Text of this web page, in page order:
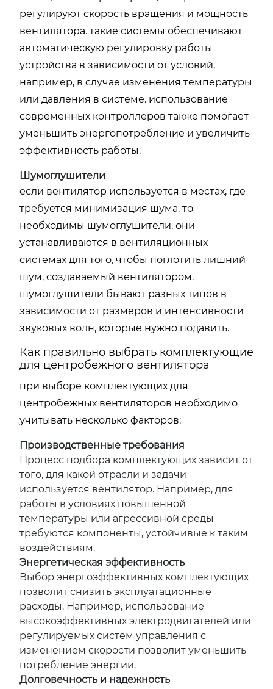
регулируют скорость вращения и мощность
вентилятора. такие системы обеспечивают
автоматическую регулировку работы
устройства в зависимости от условий,
например, в случае изменения температуры
или давления в системе. использование
современных контроллеров также помогает
уменьшить энергопотребление и увеличить
эффективность работы.
Шумоглушители
если вентилятор используется в местах, где
требуется минимизация шума, то
необходимы шумоглушители. они
устанавливаются в вентиляционных
системах для того, чтобы поглотить лишний
шум, создаваемый вентилятором.
шумоглушители бывают разных типов в
зависимости от размеров и интенсивности
звуковых волн, которые нужно подавить.
Как правильно выбрать комплектующие
для центробежного вентилятора
при выборе комплектующих для
центробежных вентиляторов необходимо
учитывать несколько факторов:
Производственные требования
Процесс подбора комплектующих зависит от
того, для какой отрасли и задачи
используется вентилятор. Например, для
работы в условиях повышенной
температуры или агрессивной среды
требуются компоненты, устойчивые к таким
воздействиям.
Энергетическая эффективность
Выбор энергоэффективных комплектующих
позволит снизить эксплуатационные
расходы. Например, использование
высокоэффективных электродвигателей или
регулируемых систем управления с
изменением скорости позволит уменьшить
потребление энергии.
Долговечность и надежность